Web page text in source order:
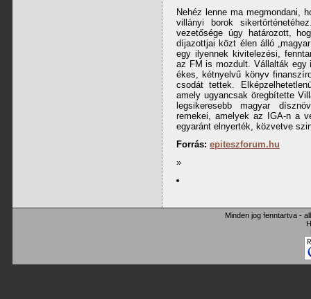
Nehéz lenne ma megmondani,
villányi borok
vezetősége úgy határozott,
díjazottjai közt élen álló
egy ilyennek kivitelezési,
az FM is mozdult. Vállalták egy
ékes, kétnyelvű könyv
csodát tettek.
amely ugyancsak öregbítette
legsikeresebb magyar
remekei, amelyek az IGA-n a
egyaránt elnyerték, közvetve
Forrás: epiteszforum.hu
»
Minden jog fenntartva -